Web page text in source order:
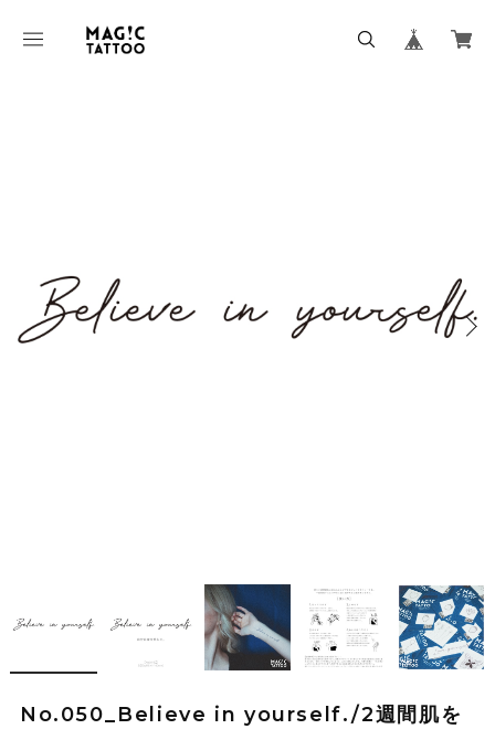
No.050_Believe in yourself./2週間肌を